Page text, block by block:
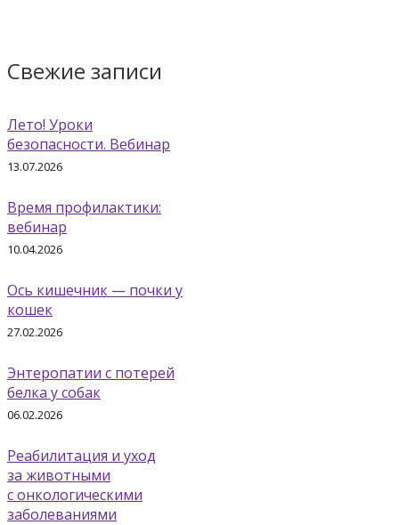
Свежие записи
Лето! Уроки
безопасности. Вебинар
13.07.2026
Время профилактики:
вебинар
10.04.2026
Ось кишечник — почки у
кошек
27.02.2026
Энтеропатии с потерей
белка у собак
06.02.2026
Реабилитация и уход
за животными
с онкологическими
заболеваниями